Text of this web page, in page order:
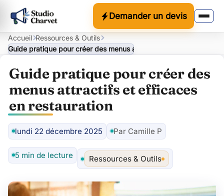
Demander un devis
Accueil Ressources & Outils
Guide pratique pour créer des menus attractifs et efficaces en
Guide pratique pour créer des
menus attractifs et efficaces
en restauration
lundi 22 décembre 2025
Auteur
Par Camille P
5 min de lecture Ressources & Outils